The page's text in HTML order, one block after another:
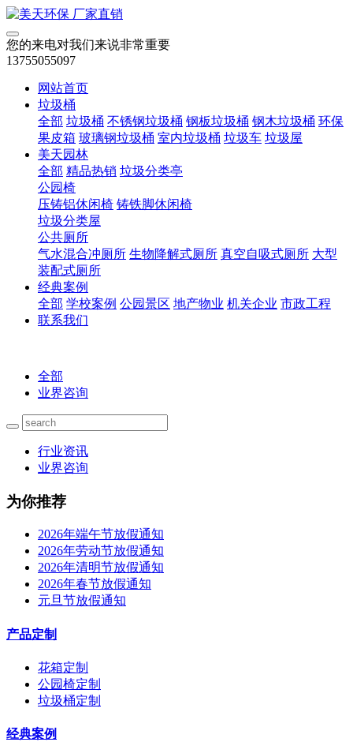
您的来电对我们来说非常重要
13755055097
网站首页
垃圾桶
全部 垃圾桶 不锈钢垃圾桶 钢板垃圾桶 钢木垃圾桶 环保
果皮箱 玻璃钢垃圾桶 室内垃圾桶 垃圾车 垃圾屋
美天园林
全部 精品热销 垃圾分类亭
公园椅
压铸铝休闲椅 铸铁脚休闲椅
垃圾分类屋
公共厕所
气水混合冲厕所 生物降解式厕所 真空自吸式厕所 大型
装配式厕所
经典案例
全部 学校案例 公园景区 地产物业 机关企业 市政工程
联系我们
全部
业界咨询
行业资讯
业界咨询
为你推荐
2026年端午节放假通知
2026年劳动节放假通知
2026年清明节放假通知
2026年春节放假通知
元旦节放假通知
产品定制
花箱定制
公园椅定制
垃圾桶定制
经典案例